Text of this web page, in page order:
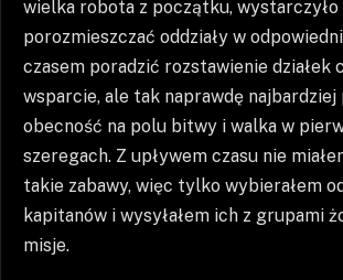
wielka robota z początku, wystarczyło
porozmieszczać oddziały w
czasem poradzić rozstawienie działek
wsparcie, ale tak naprawdę najbardziej
obecność na polu bitwy i walka w
szeregach. Z upływem czasu nie
takie zabawy, więc tylko wybierałem
kapitanów i wysyłałem ich z grupami
misje.